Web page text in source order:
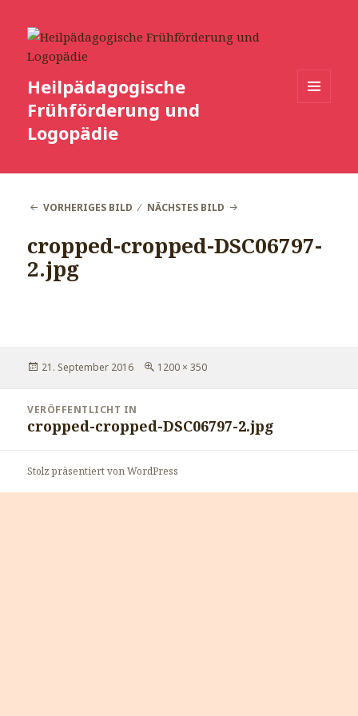
Heilpädagogische
Frühförderung und
Logopädie
VORHERIGES BILD NÄCHSTES BILD
cropped-cropped-DSC06797-
2.jpg
Veröffentlicht
21. September 2016
Volle
1200 × 350
VERÖFFENTLICHT IN
cropped-cropped-DSC06797-2.jpg
Stolz präsentiert von WordPress